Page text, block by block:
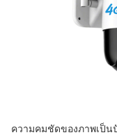
ความคมชัดของภาพเป็น